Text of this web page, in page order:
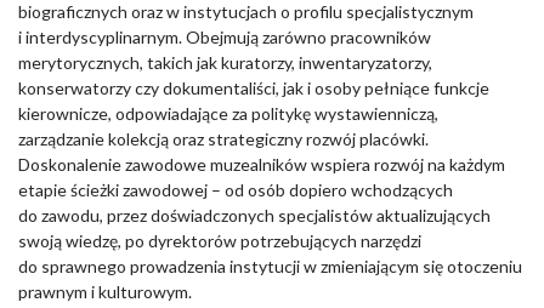
biograficznych oraz w instytucjach o profilu specjalistycznym
i interdyscyplinarnym. Obejmują zarówno pracowników
merytorycznych, takich jak kuratorzy, inwentaryzatorzy,
konserwatorzy czy dokumentaliści, jak i osoby pełniące funkcje
kierownicze, odpowiadające za politykę wystawienniczą,
zarządzanie kolekcją oraz strategiczny rozwój placówki.
Doskonalenie zawodowe muzealników wspiera rozwój na każdym
etapie ścieżki zawodowej – od osób dopiero wchodzących
do zawodu, przez doświadczonych specjalistów aktualizujących
swoją wiedzę, po dyrektorów potrzebujących narzędzi
do sprawnego prowadzenia instytucji w zmieniającym się otoczeniu
prawnym i kulturowym.